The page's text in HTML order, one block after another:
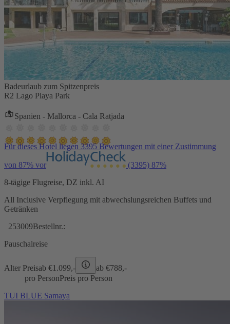
Badeurlaub zum Spitzenpreis
R2 Lago Playa Park
Spanien - Mallorca - Cala Ratjada
Für dieses Hotel liegen 3395 Bewertungen mit einer Zustimmung
von 87% vor (3395) 87%
8-tägige Flugreise, DZ inkl. AI
All Inclusive Verpflegung mit abwechslungsreichen Buffets und
Getränken
253009Bestellnr.:
Pauschalreise
Alter Preisab €1.099,- ab €788,-
pro PersonPreis pro Person
TUI BLUE Samaya